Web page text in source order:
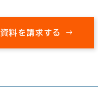
料を請求する